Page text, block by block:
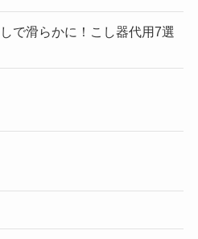
で滑らかに！こし器代用7選